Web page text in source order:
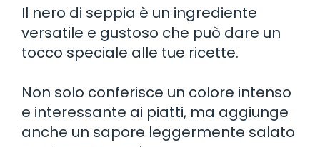
Il nero di seppia è un ingrediente
versatile e gustoso che può dare un
tocco speciale alle tue ricette.
Non solo conferisce un colore intenso
e interessante ai piatti, ma aggiunge
anche un sapore leggermente salato